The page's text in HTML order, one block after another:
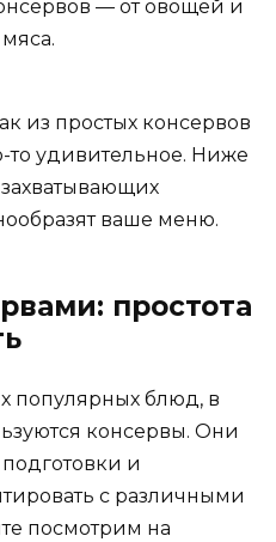
— от овощей и
из простых консервов
то удивительное. Ниже
ваше меню.
простота
популярных блюд, в
консервы. Они
и
с различными
посмотрим на